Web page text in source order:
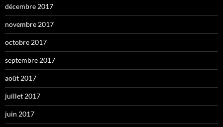
décembre 2017
novembre 2017
octobre 2017
septembre 2017
août 2017
juillet 2017
juin 2017